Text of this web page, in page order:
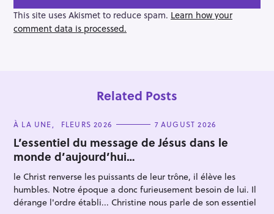
g
a
t
This site uses Akismet to reduce spam. Learn how your
comment data is processed.
Related Posts
C
T
E
G
O
R
I
E
S
À LA UNE FLEURS 2026 7 AUGUST 2026
L’essentiel du message de Jésus dans le
monde d’aujourd’hui…
le Christ renverse les puissants de leur trône, il élève les
humbles. Notre époque a donc furieusement besoin de lui. Il
dérange l'ordre établi... Christine nous parle de son essentiel